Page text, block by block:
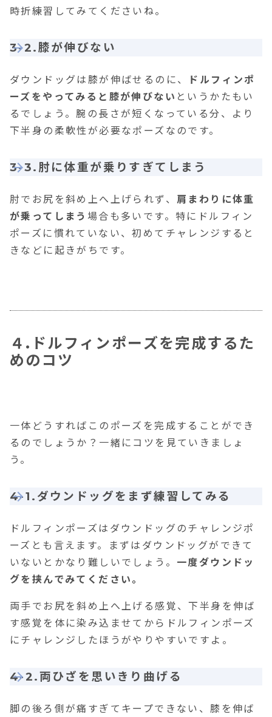
時折練習してみてくださいね。
3-2.膝が伸びない
ダウンドッグは膝が伸ばせるのに、
ドルフィンポ
ーズをやってみると膝が伸びない というかたもい
るでしょう。腕の長さが短くなっている分、より
下半身の柔軟性が必要なポーズなのです。
3-3.肘に体重が乗りすぎてしまう
肘でお尻を斜め上へ上げられず、 肩まわりに体重
が乗ってしまう 場合も多いです。特にドルフィン
ポーズに慣れていない、初めてチャレンジすると
きなどに起きがちです。
４ . ドルフィンポーズを完成するた
めのコツ
一体どうすればこのポーズを完成することができ
るのでしょうか？一緒にコツを見ていきましょ
う。
4-1.ダウンドッグをまず練習してみる
ドルフィンポーズはダウンドッグのチャレンジポ
ーズとも言えます。まずはダウンドッグができて
いないとかなり難しいでしょう。 一度ダウンドッ
グを挟んでみてください。
両手でお尻を斜め上へ上げる感覚、下半身を伸ば
す感覚を体に染み込ませてからドルフィンポーズ
にチャレンジしたほうがやりやすいですよ。
4-2.両ひざを思いきり曲げる
脚の後ろ側が痛すぎてキープできない、膝を伸ば